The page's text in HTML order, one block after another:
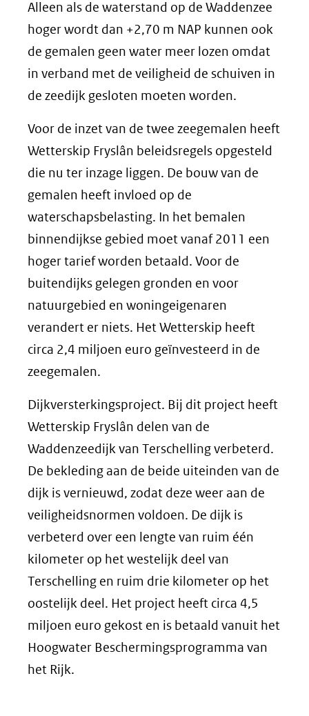
Alleen als de waterstand op de Waddenzee
hoger wordt dan +2,70 m NAP kunnen ook
de gemalen geen water meer lozen omdat
in verband met de veiligheid de schuiven in
de zeedijk gesloten moeten worden.
Voor de inzet van de twee zeegemalen heeft
Wetterskip Fryslân beleidsregels opgesteld
die nu ter inzage liggen. De bouw van de
gemalen heeft invloed op de
waterschapsbelasting. In het bemalen
binnendijkse gebied moet vanaf 2011 een
hoger tarief worden betaald. Voor de
buitendijks gelegen gronden en voor
natuurgebied en woningeigenaren
verandert er niets. Het Wetterskip heeft
circa 2,4 miljoen euro geïnvesteerd in de
zeegemalen.
Dijkversterkingsproject. Bij dit project heeft
Wetterskip Fryslân delen van de
Waddenzeedijk van Terschelling verbeterd.
De bekleding aan de beide uiteinden van de
dijk is vernieuwd, zodat deze weer aan de
veiligheidsnormen voldoen. De dijk is
verbeterd over een lengte van ruim één
kilometer op het westelijk deel van
Terschelling en ruim drie kilometer op het
oostelijk deel. Het project heeft circa 4,5
miljoen euro gekost en is betaald vanuit het
Hoogwater Beschermingsprogramma van
het Rijk.